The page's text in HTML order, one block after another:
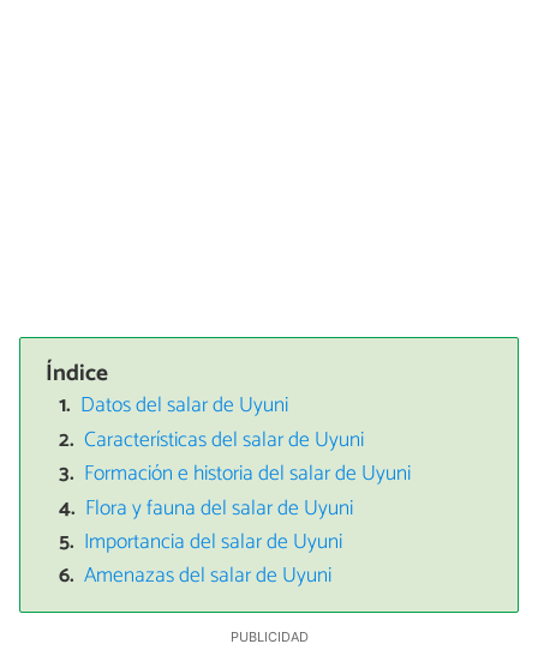
Índice
Datos del salar de Uyuni
Características del salar de Uyuni
Formación e historia del salar de Uyuni
Flora y fauna del salar de Uyuni
Importancia del salar de Uyuni
Amenazas del salar de Uyuni